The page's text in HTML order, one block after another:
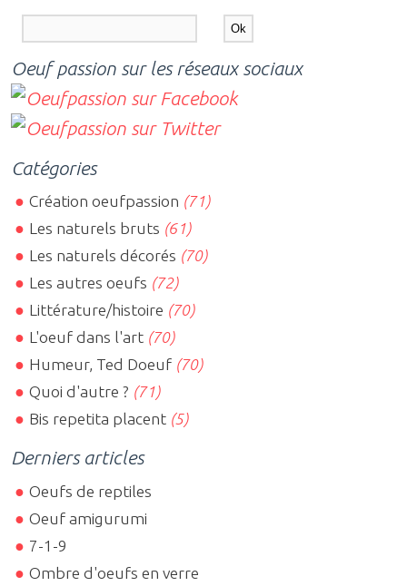
Oeuf passion sur les réseaux sociaux
Catégories
Création oeufpassion (71)
Les naturels bruts (61)
Les naturels décorés (70)
Les autres oeufs (72)
Littérature/histoire (70)
L'oeuf dans l'art (70)
Humeur, Ted Doeuf (70)
Quoi d'autre ? (71)
Bis repetita placent (5)
Derniers articles
Oeufs de reptiles
Oeuf amigurumi
7-1-9
Ombre d'oeufs en verre